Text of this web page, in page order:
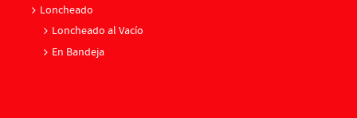
Loncheado
Loncheado al Vacío
En Bandeja